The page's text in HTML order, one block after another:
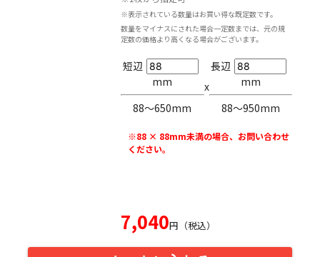
※表示されている数量はお買い得な既定数です。
数量をマイナスにされた場合一定数までは、元の規
定数の価格より高くなる場合がございます。
短辺
mm
88〜650mm
x
長辺
mm
88〜950mm
※88 × 88mm未満の場合、お問い合わせ
ください。
7,040円（税込）